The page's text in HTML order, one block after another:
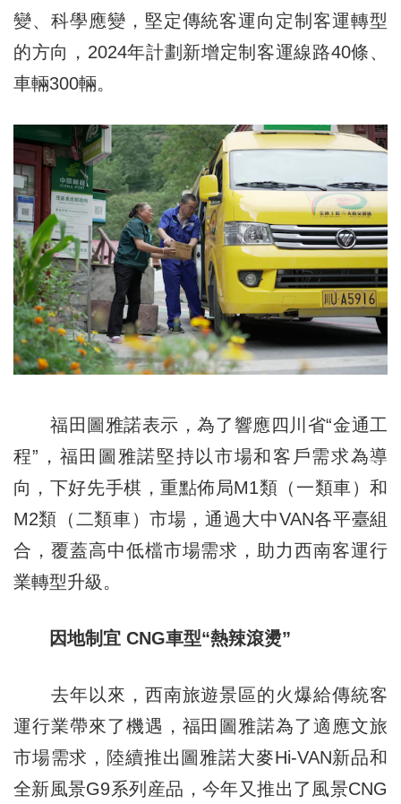
變、科學應變，堅定傳統客運向定制客運轉型
的方向，2024年計劃新增定制客運線路40條、
車輛300輛。
福田圖雅諾表示，為了響應四川省“金通工
程”，福田圖雅諾堅持以市場和客戶需求為導
向，下好先手棋，重點佈局M1類（一類車）和
M2類（二類車）市場，通過大中VAN各平臺組
合，覆蓋高中低檔市場需求，助力西南客運行
業轉型升級。
因地制宜 CNG車型“熱辣滾燙”
去年以來，西南旅遊景區的火爆給傳統客
運行業帶來了機遇，福田圖雅諾為了適應文旅
市場需求，陸續推出圖雅諾大麥Hi-VAN新品和
全新風景G9系列産品，今年又推出了風景CNG